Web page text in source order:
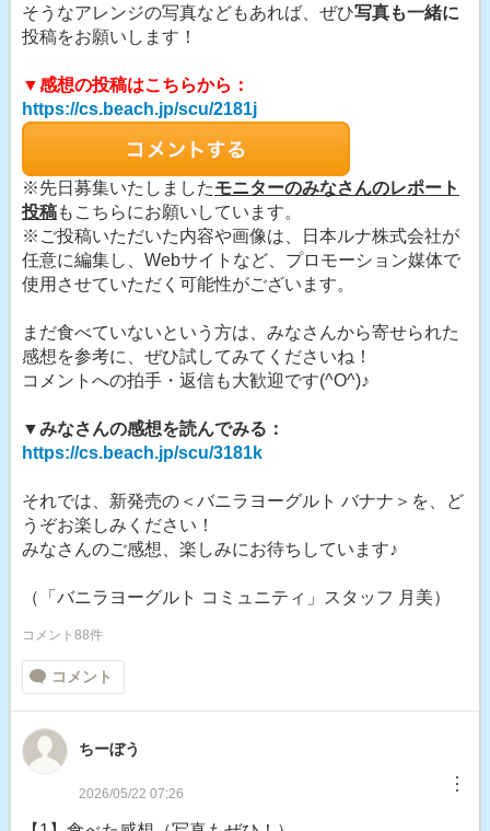
そうなアレンジの写真などもあれば、ぜひ写真も一緒に
投稿をお願いします！
▼感想の投稿はこちらから：
https://cs.beach.jp/scu/2181j
※先日募集いたしましたモニターのみなさんのレポート
投稿もこちらにお願いしています。
※ご投稿いただいた内容や画像は、日本ルナ株式会社が
任意に編集し、Webサイトなど、プロモーション媒体で
使用させていただく可能性がございます。
まだ食べていないという方は、みなさんから寄せられた
感想を参考に、ぜひ試してみてくださいね！
コメントへの拍手・返信も大歓迎です(^O^)♪
▼みなさんの感想を読んでみる：
https://cs.beach.jp/scu/3181k
それでは、新発売の＜バニラヨーグルト バナナ＞を、ど
うぞお楽しみください！
みなさんのご感想、楽しみにお待ちしています♪
（「バニラヨーグルト コミュニティ」スタッフ 月美）
コメント88件
コメント
ちーぼう
2026/05/22 07:26 ︙